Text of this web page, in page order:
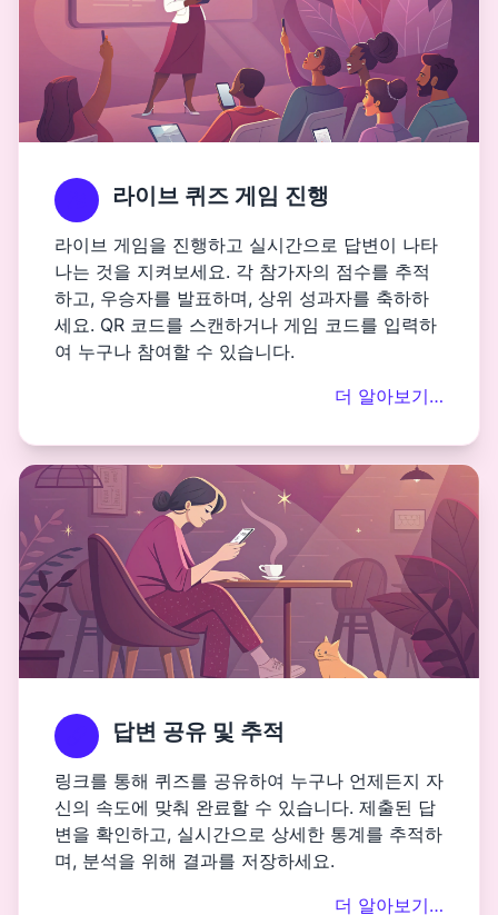
라이브 퀴즈 게임 진행
라이브 게임을 진행하고 실시간으로 답변이 나타
나는 것을 지켜보세요. 각 참가자의 점수를 추적
하고, 우승자를 발표하며, 상위 성과자를 축하하
세요. QR 코드를 스캔하거나 게임 코드를 입력하
여 누구나 참여할 수 있습니다.
더 알아보기…
답변 공유 및 추적
링크를 통해 퀴즈를 공유하여 누구나 언제든지 자
신의 속도에 맞춰 완료할 수 있습니다. 제출된 답
변을 확인하고, 실시간으로 상세한 통계를 추적하
며, 분석을 위해 결과를 저장하세요.
더 알아보기…